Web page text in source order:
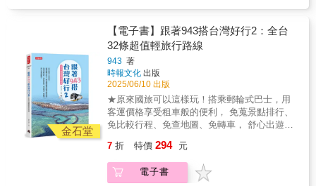
灣好行CP傎高，路線遍及台灣本島和離島，有
全台唯一直上台東金剛大道的巴士、票價12元
且比開車更接近壽山動物園的高雄56號公車，
遊花東一整天最多僅600多元的東部各路線，南
投好行卡499元三日任搭10條線的好康組合，經
濟實惠，是小資旅人的夢幻選擇。 ●搭乘台灣
好行，輕鬆深入在地遊 從基隆北海岸到離島，
台灣好行串連車站與各大景點，一車直達。部
分路線還有導覽員同行解說，不必跟團，也能
輕鬆享受深度旅遊的豐富體驗。無論是一人獨
玩得超值又盡興。 ●搭乘台灣好行，吃喝玩樂
通通有 台灣好行沿途景點包羅萬象，尋覓人氣
金石堂
【電子書】跟著943搭台灣好行2：全台
32條超值輕旅行路線
943 著
時報文化 出版
2025/06/10 出版
★原來國旅可以這樣玩！搭乘郵輪式巴士，用
客運價格享受租車般的便利， 免蒐景點排行、
免比較行程、免查地圖、免轉車， 舒心出遊超
自遊提案》後，943再度走訪32條台灣好行精選
路線，分享口碑最佳的人氣景點與新興玩法，
以及內行人才知道的乘車撇步，讓你不用開
7 折 特價 294 元
電子書